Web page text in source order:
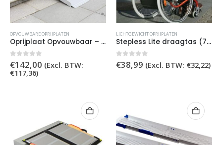
OPVOUWBARE OPRIJPLATEN
Oprijplaat Opvouwbaar – 61cm
0out of 5
€142,00 (Excl. BTW:
€117,36)
LICHTGEWICHT OPRIJPLATEN
Stepless Lite draagtas (70cm en 85cm)
0out of 5
€38,99 (Excl. BTW: €32,22)